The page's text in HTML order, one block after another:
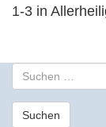
1-3 in
u
c
Suchen